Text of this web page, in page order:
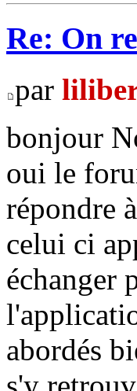
Re: On
par
bonjour
oui le
répondre
celui ci
échanger
abordés